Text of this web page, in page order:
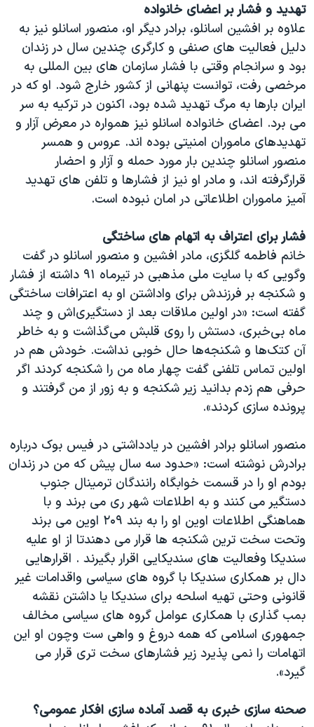
تهدید و فشار بر اعضای خانواده
علاوه بر افشین اسانلو، برادر دیگر او، منصور اسانلو نیز به
دلیل فعالیت های صنفی و کارگری چندین سال در زندان
بود و سرانجام وقتی با فشار سازمان های بین المللی به
مرخصی رفت، توانست پنهانی از کشور خارج شود. او که در
ایران بارها به مرگ تهدید شده بود، اکنون در ترکیه به سر
می برد. اعضای خانواده اسانلو نیز همواره در معرض آزار و
تهدیدهای ماموران امنیتی بوده اند. عروس و همسر
منصور اسانلو چندین بار مورد حمله و آزار و احضار
قرارگرفته اند، و مادر او نیز از فشارها و تلفن های تهدید
آمیز ماموران اطلاعاتی در امان نبوده است.
فشار برای اعتراف به اتهام های ساختگی
خانم فاطمه گلگزی، مادر افشین و منصور اسانلو در گفت
وگویی که با سایت ملی مذهبی در تیرماه ۹۱ داشته از فشار
و شکنجه بر فرزندش برای واداشتن او به اعترافات ساختگی
گفته است: «در اولین ملاقات بعد از دستگیری‌اش و چند
ماه بی‌خبری، دستش را روی قلبش می‌گذاشت و به خاطر
آن کتک‌ها و شکنجه‌ها حال خوبی نداشت. خودش هم در
اولین تماس تلفنی گفت چهار ماه من را شکنجه کردند اگر
حرفی هم زدم بدانید زیر شکنجه و به زور از من گرفتند و
پرونده سازی کردند».
منصور اسانلو برادر افشین در یادداشتی در فیس بوک درباره
برادرش نوشته است: «حدود سه سال پیش که من در زندان
بودم او را در قسمت خوابگاه رانندگان ترمینال جنوب
دستگیر می کنند و به اطلاعات شهر ری می برند و با
هماهنگی اطلاعات اوین او را به بند ۲۰۹ اوین می برند
وتحت سخت ترین شکنجه ها قرار می دهندتا از او علیه
سندیکا وفعالیت های سندیکایی اقرار بگیرند . اقرارهایی
دال بر همکاری سندیکا با گروه های سیاسی واقدامات غیر
قانونی وحتی تهیه اسلحه برای سندیکا یا داشتن نقشه
بمب گذاری با همکاری عوامل گروه های سیاسی مخالف
جمهوری اسلامی که همه دروغ و واهی ست وچون او این
اتهامات را نمی پذیرد زیر فشارهای سخت تری قرار می
گیرد».
صحنه سازی خبری به قصد آماده سازی افکار عمومی؟